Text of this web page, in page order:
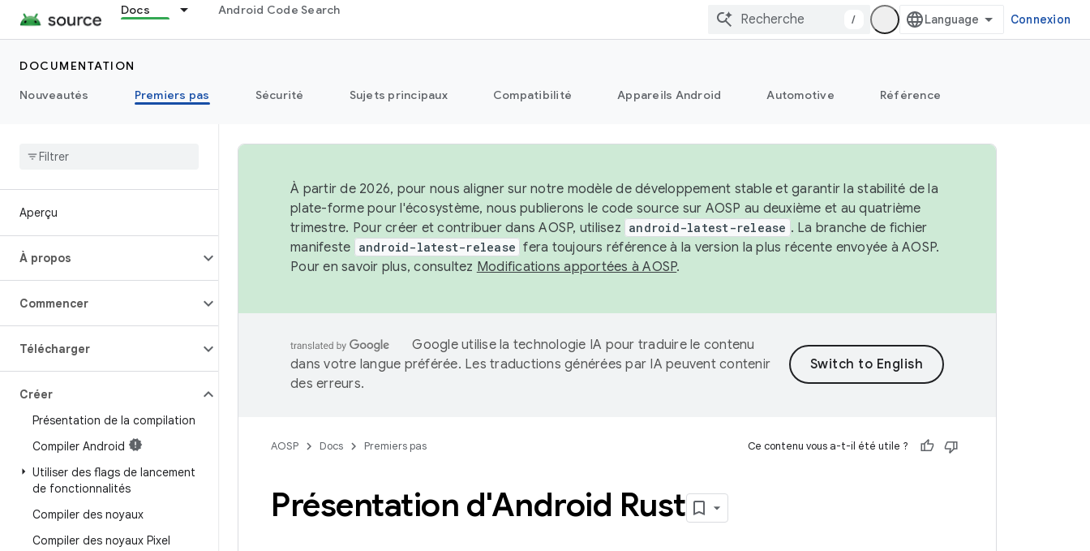
Docs Android Code Search
/ Connexion
DOCUMENTATION
Nouveautés
Premiers pas Sécurité Sujets principaux Compatibilité Appareils Android Automotive Référence
Aperçu
À propos
Commencer
Télécharger
Créer
Présentation de la compilation
Compiler Android
Utiliser des flags de lancement
de fonctionnalités
Compiler des noyaux
Compiler des noyaux Pixel
À partir de 2026, pour nous aligner sur notre modèle de développement stable et garantir la stabilité de la
plate-forme pour l'écosystème, nous publierons le code source sur AOSP au deuxième et au quatrième
trimestre. Pour créer et contribuer dans AOSP, utilisez android-latest-release . La branche de fichier
manifeste android-latest-release fera toujours référence à la version la plus récente envoyée à AOSP.
Pour en savoir plus, consultez Modifications apportées à AOSP.
Google utilise la technologie IA pour traduire le contenu
dans votre langue préférée. Les traductions générées par IA peuvent contenir
des erreurs.
AOSP Docs Premiers pas Ce contenu vous a-t-il été utile ?
Présentation d'Android Rust